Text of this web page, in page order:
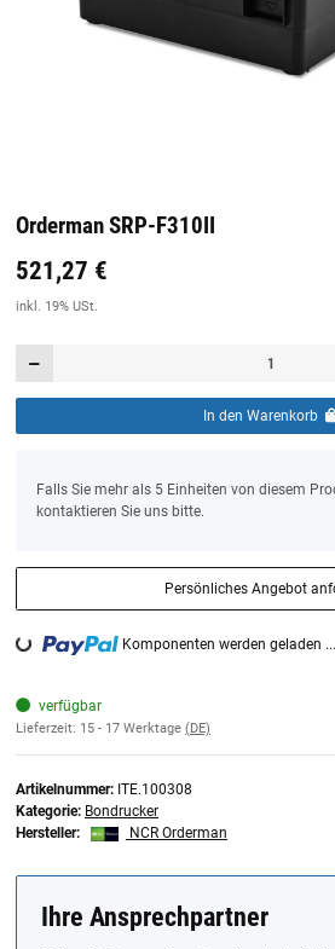
Orderman SRP-F310II
Preis: 19,44 €inkl. 19% USt.
521,27 €
inkl. 19% USt.
In den Warenkorb
Falls Sie mehr als 5 Einheiten von diesem
kontaktieren Sie uns bitte.
Persönliches Angebot
Loading... Komponenten werden geladen ...
verfügbar
Lieferzeit: 15 - 17 Werktage (DE)
Artikelnummer: ITE.100308
Kategorie: Bondrucker
Hersteller:
NCR Orderman
Ihre Ansprechpartner